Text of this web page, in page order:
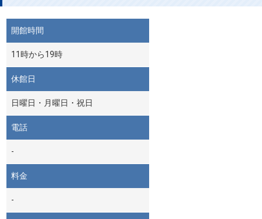
開館時間
11時から19時
休館日
日曜日・月曜日・祝日
電話
-
料金
-